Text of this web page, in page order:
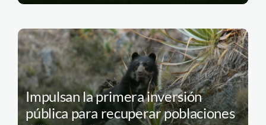
Impulsan la primera inversión
pública para recuperar poblaciones